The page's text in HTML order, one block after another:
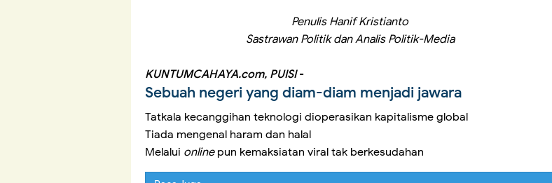
Penulis Hanif Kristianto
Sastrawan Politik dan Analis Politik-Media
KUNTUMCAHAYA.com, PUISI-
Sebuah negeri yang diam-diam menjadi jawara
Tatkala kecanggihan teknologi dioperasikan kapitalisme global
Tiada mengenal haram dan halal
Melalui onlinepun kemaksiatan viral tak berkesudahan